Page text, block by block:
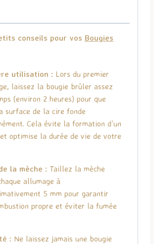
conseils pour vos Bougies
utilisation : Lors du premier
laissez la bougie brûler assez
(environ 2 heures) pour que
surface de la cire fonde
Cela évite la formation d’un
optimise la durée de vie de votre
la mèche : Taillez la mèche
allumage à
5 mm pour garantir
propre et éviter la fumée
: Ne laissez jamais une bougie